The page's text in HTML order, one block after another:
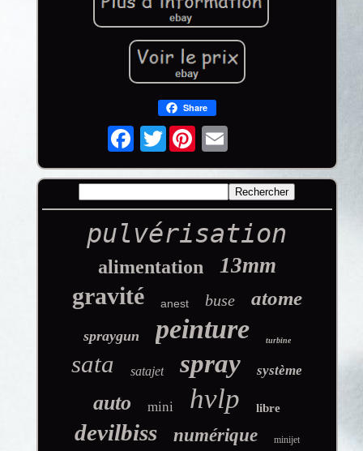
Share
Twitter
pulvérisation
alimentation 13mm
gravité anest buse atome
spraygun peinture turbine
sata satajet spray système
auto mini hvlp libre
devilbiss numérique minijet